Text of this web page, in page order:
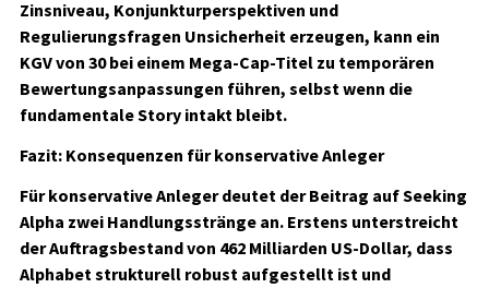
Zinsniveau, Konjunkturperspektiven und
Regulierungsfragen Unsicherheit erzeugen, kann ein
KGV von 30 bei einem Mega-Cap-Titel zu temporären
Bewertungsanpassungen führen, selbst wenn die
fundamentale Story intakt bleibt.
Fazit: Konsequenzen für konservative Anleger
Für konservative Anleger deutet der Beitrag auf Seeking
Alpha zwei Handlungsstränge an. Erstens unterstreicht
der Auftragsbestand von 462 Milliarden US‑Dollar, dass
Alphabet strukturell robust aufgestellt ist und